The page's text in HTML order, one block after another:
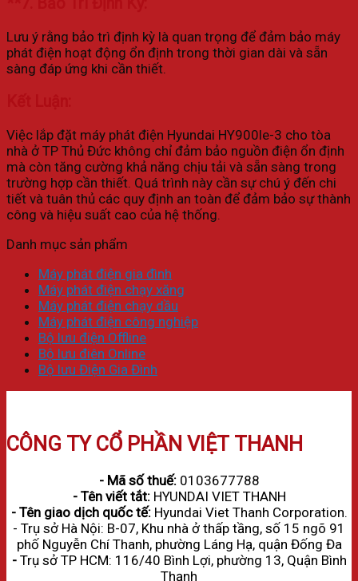
Lưu ý rằng bảo trì định kỳ là quan trọng để đảm bảo máy
phát điện hoạt động ổn định trong thời gian dài và sẵn
sàng đáp ứng khi cần thiết.
Việc lắp đặt máy phát điện Hyundai HY900le-3 cho tòa
nhà ở TP Thủ Đức không chỉ đảm bảo nguồn điện ổn định
mà còn tăng cường khả năng chịu tải và sẵn sàng trong
trường hợp cần thiết. Quá trình này cần sự chú ý đến chi
tiết và tuân thủ các quy định an toàn để đảm bảo sự thành
công và hiệu suất cao của hệ thống.
Danh mục sản phẩm
Máy phát điện gia đình
Máy phát điện chạy xăng
Máy phát điện chạy dầu
Máy phát điện công nghiệp
Bộ lưu điện Offline
Bộ lưu điên Online
Bộ lưu Điện Gia Đình
CÔNG TY CỔ PHẦN VIỆT THANH
- Mã số thuế:0103677788
- Tên viết tắt:HYUNDAI VIET THANH
- Tên giao dịch quốc tế:Hyundai Viet Thanh Corporation.
- Trụ sở Hà Nội: B-07, Khu nhà ở thấp tầng, số 15 ngõ 91
phố Nguyễn Chí Thanh, phường Láng Hạ, quận Đống Đa
- Trụ sở TP HCM: 116/40 Bình Lợi, phường 13, Quận Bình
Thạnh